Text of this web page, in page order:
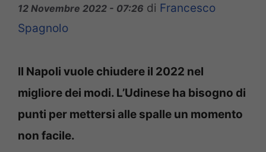
12 Novembre 2022 - 07:26 di Francesco
Spagnolo
Il Napoli vuole chiudere il 2022 nel
migliore dei modi. L’Udinese ha bisogno di
punti per mettersi alle spalle un momento
non facile.